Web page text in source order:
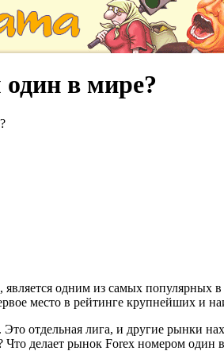
в мире?
одним из самых популярных
место в рейтинге крупнейших и
отдельная лига, и другие рынки
делает рынок Forex номером один